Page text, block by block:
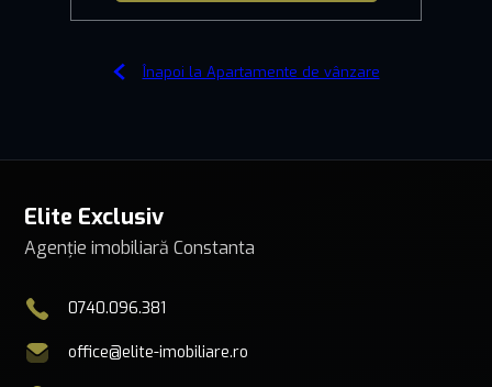
Înapoi la Apartamente de vânzare
Elite Exclusiv
Agenție imobiliară Constanta
0740.096.381
office@elite-imobiliare.ro